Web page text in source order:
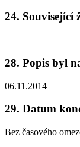
24. Související
28. Popis byl
06.11.2014
29. Datum
Bez časového